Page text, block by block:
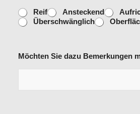
Reif Ansteckend
Überschwänglich
Möchten Sie dazu Bemerkungen